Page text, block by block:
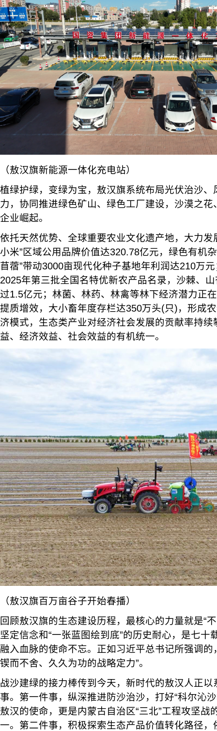
（敖汉旗新能源一体化充电站）
植绿护绿，变绿为宝，敖汉旗系统布局光伏治沙、
力，协同推进绿色矿山、绿色工厂建设，沙漠之
企业崛起。
依托天然优势、全球重要农业文化遗产地，大力发
小米”区域公用品牌价值达320.78亿元，绿色有机
苜蓿”带动3000亩现代化种子基地年利润达210万
2025年第三批全国名特优新农产品名录，沙棘、
过1.5亿元；林菌、林药、林禽等林下经济潜力正
提质增效，大小畜年度存栏达350万头(只)，形成
济模式，生态类产业对经济社会发展的贡献率持
益、经济效益、社会效益的有机统一。
（敖汉旗百万亩谷子开始春播）
回顾敖汉旗的生态建设历程，最核心的力量就是“
坚定信念和“一张蓝图绘到底”的历史耐心，是七十
融入血脉的使命不忘。正如习近平总书记所强调的
锲而不舍、久久为功的战略定力”。
战沙建绿的接力棒传到今天，新时代的敖汉人正
事。第一件事，纵深推进防沙治沙，打好“科尔沁
敖汉的使命，更是内蒙古自治区“三北”工程攻坚战
一。第二件事，积极探索生态产品价值转化路径